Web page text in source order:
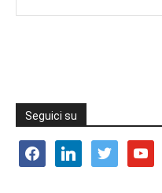
Seguici su
facebooklinkedin twitter youtube